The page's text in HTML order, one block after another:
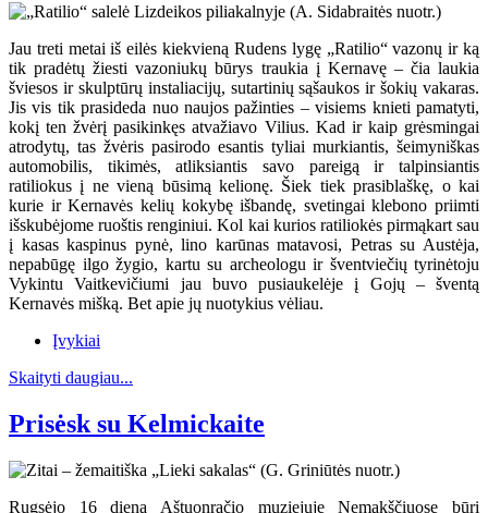
Jau treti metai iš eilės kiekvieną Rudens lygę „Ratilio“ vazonų ir ką
tik pradėtų žiesti vazoniukų būrys traukia į Kernavę – čia laukia
šviesos ir skulptūrų instaliacijų, sutartinių sąšaukos ir šokių vakaras.
Jis vis tik prasideda nuo naujos pažinties – visiems knieti pamatyti,
kokį ten žvėrį pasikinkęs atvažiavo Vilius. Kad ir kaip grėsmingai
atrodytų, tas žvėris pasirodo esantis tyliai murkiantis, šeimyniškas
automobilis, tikimės, atliksiantis savo pareigą ir talpinsiantis
ratiliokus į ne vieną būsimą kelionę. Šiek tiek prasiblaškę, o kai
kurie ir Kernavės kelių kokybę išbandę, svetingai klebono priimti
išskubėjome ruoštis renginiui. Kol kai kurios ratiliokės pirmąkart sau
į kasas kaspinus pynė, lino karūnas matavosi, Petras su Austėja,
nepabūgę ilgo žygio, kartu su archeologu ir šventviečių tyrinėtoju
Vykintu Vaitkevičiumi jau buvo pusiaukelėje į Gojų – šventą
Kernavės mišką. Bet apie jų nuotykius vėliau.
Įvykiai
Skaityti daugiau...
Prisėsk su Kelmickaite
Rugsėjo 16 dieną Aštuonračio muziejuje Nemakščiuose būrį